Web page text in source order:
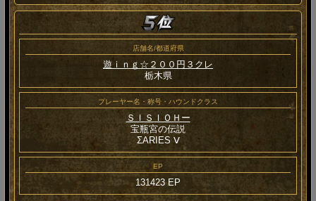
店舗名/都道府県
遊ｉｎｇ☆２００円３クレ
栃木県
プレーヤー名・称号・ハウンドクラス
ＳＩＳＩＯＨー
宝瓶宮の伝説
ΣARIES Ⅴ
EP
131423 EP